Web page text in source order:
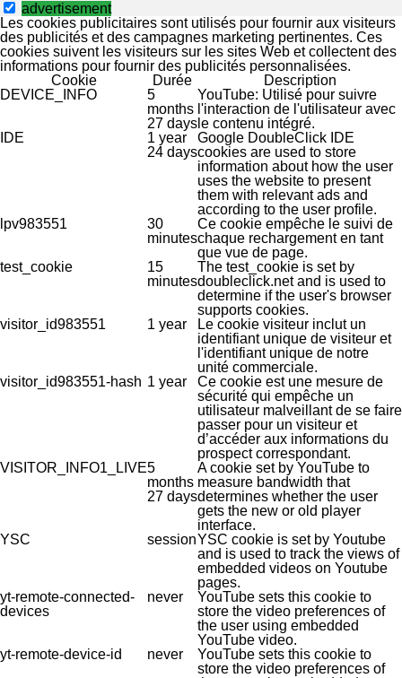
advertisement
Les cookies publicitaires sont utilisés pour fournir aux visiteurs
des publicités et des campagnes marketing pertinentes. Ces
cookies suivent les visiteurs sur les sites Web et collectent des
informations pour fournir des publicités personnalisées.
Cookie
Durée
Description
DEVICE_INFO
5
months
27 days
YouTube: Utilisé pour suivre
l'interaction de l'utilisateur avec
le contenu intégré.
IDE
1 year
24 days
Google DoubleClick IDE
cookies are used to store
information about how the user
uses the website to present
them with relevant ads and
according to the user profile.
lpv983551
30
minutes
Ce cookie empêche le suivi de
chaque rechargement en tant
que vue de page.
test_cookie
15
minutes
The test_cookie is set by
doubleclick.net and is used to
determine if the user's browser
supports cookies.
visitor_id983551
1 year
Le cookie visiteur inclut un
identifiant unique de visiteur et
l'identifiant unique de notre
unité commerciale.
visitor_id983551-hash 1 year
Ce cookie est une mesure de
sécurité qui empêche un
utilisateur malveillant de se faire
passer pour un visiteur et
d’accéder aux informations du
prospect correspondant.
VISITOR_INFO1_LIVE5
months
27 days
A cookie set by YouTube to
measure bandwidth that
determines whether the user
gets the new or old player
interface.
YSC
sessionYSC cookie is set by Youtube
and is used to track the views of
embedded videos on Youtube
pages.
yt-remote-connected-
devices
never
YouTube sets this cookie to
store the video preferences of
the user using embedded
YouTube video.
yt-remote-device-id
never
YouTube sets this cookie to
store the video preferences of